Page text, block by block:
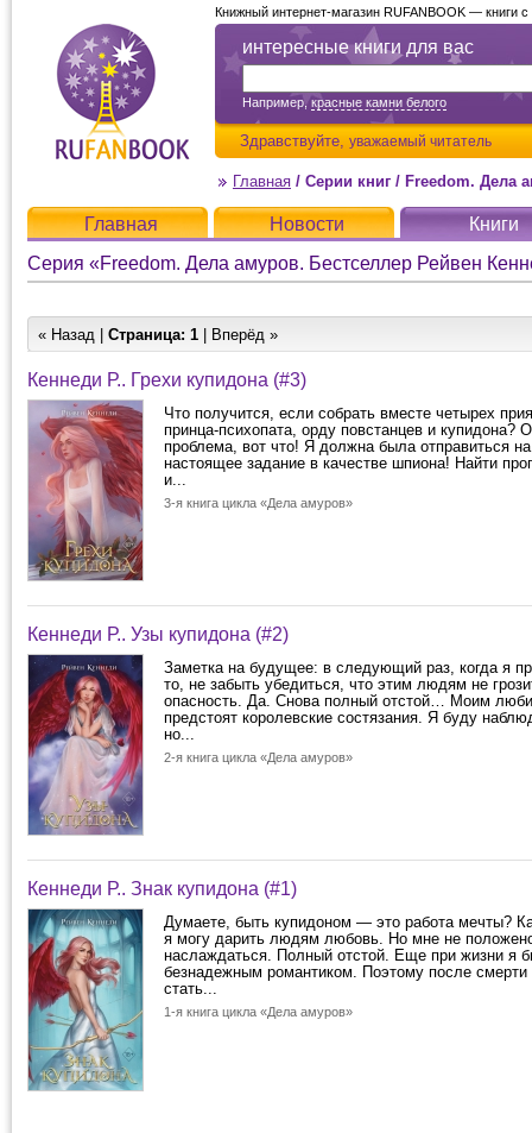
интересные книги для вас
Например,красные камни белого
Здравствуйте, уважаемый читатель
Книжный интернет-магазин RUFANBOOK — книги
Главная / Серии книг / Freedom. Дела
Главная Новости
Книги
Серия «Freedom. Дела амуров. Бестселлер Рейвен
« Назад | Страница: 1 | Вперёд »
Кеннеди Р.. Грехи купидона (#3)
Что получится, если собрать вместе четырех
принца-психопата, орду повстанцев и купидона?
проблема, вот что! Я должна была отправиться
настоящее задание в качестве шпиона! Найти
и...
3-я книга цикла «Дела амуров»
Кеннеди Р.. Узы купидона (#2)
Заметка на будущее: в следующий раз, когда я
то, не забыть убедиться, что этим людям не
опасность. Да. Снова полный отстой… Моим
предстоят королевские состязания. Я буду
но...
2-я книга цикла «Дела амуров»
Кеннеди Р.. Знак купидона (#1)
Думаете, быть купидоном — это работа мечты?
я могу дарить людям любовь. Но мне не
наслаждаться. Полный отстой. Еще при жизни я
безнадежным романтиком. Поэтому после
стать...
1-я книга цикла «Дела амуров»